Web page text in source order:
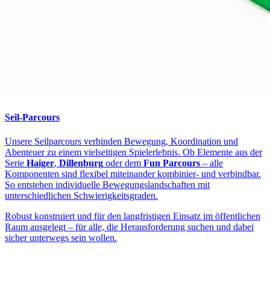
Seil-Parcours
Unsere Seilparcours verbinden Bewegung, Koordination und
Abenteuer zu einem vielseitigen Spielerlebnis. Ob Elemente aus der
Serie Haiger, Dillenburg oder dem Fun Parcours – alle
Komponenten sind flexibel miteinander kombinier- und verbindbar.
So entstehen individuelle Bewegungslandschaften mit
unterschiedlichen Schwierigkeitsgraden.
Robust konstruiert und für den langfristigen Einsatz im öffentlichen
Raum ausgelegt – für alle, die Herausforderung suchen und dabei
sicher unterwegs sein wollen.